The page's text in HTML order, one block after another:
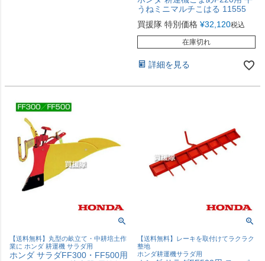
うねミニマルチこはる 11555
買援隊 特別価格 ¥32,120税込
在庫切れ
詳細を見る
【送料無料】丸型の畝立て・中耕培土作
業に ホンダ 耕運機 サラダ用
ホンダ サラダFF300・FF500用
【送料無料】レーキを取付けてラクラク
整地
ホンダ耕運機サラダ用